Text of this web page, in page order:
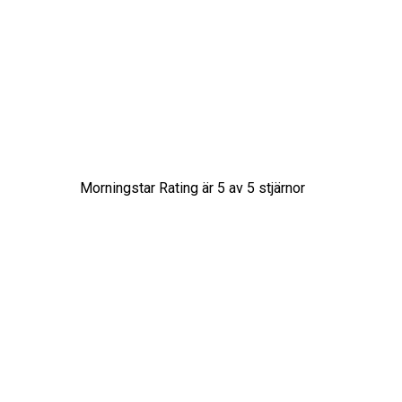
Morningstar Rating är 5 av 5 stjärnor